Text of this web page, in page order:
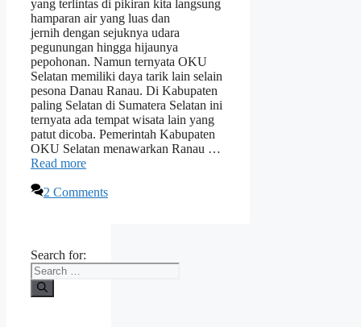
yang terlintas di pikiran kita langsung
hamparan air yang luas dan
jernih dengan sejuknya udara
pegunungan hingga hijaunya
pepohonan. Namun ternyata OKU
Selatan memiliki daya tarik lain selain
pesona Danau Ranau. Di Kabupaten
paling Selatan di Sumatera Selatan ini
ternyata ada tempat wisata lain yang
patut dicoba. Pemerintah Kabupaten
OKU Selatan menawarkan Ranau …
Read more
2 Comments
Search for: